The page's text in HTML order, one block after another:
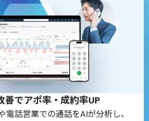
善でアポ率・成約率UP
電話営業での通話をAIが分析し、